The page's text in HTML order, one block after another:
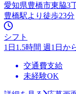
愛知県豊橋市東脇3
豊橋駅より徒歩23分
シフト
1日1.5時間 週1日か
交通費支給
未経験OK